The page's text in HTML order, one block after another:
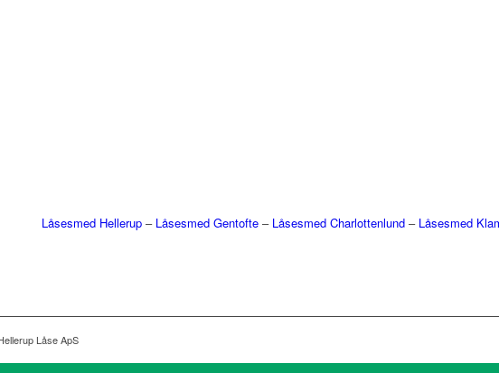
Låsesmed Hellerup– Låsesmed Gentofte– Låsesmed Charlottenlund– Låsesmed
Låse ApS